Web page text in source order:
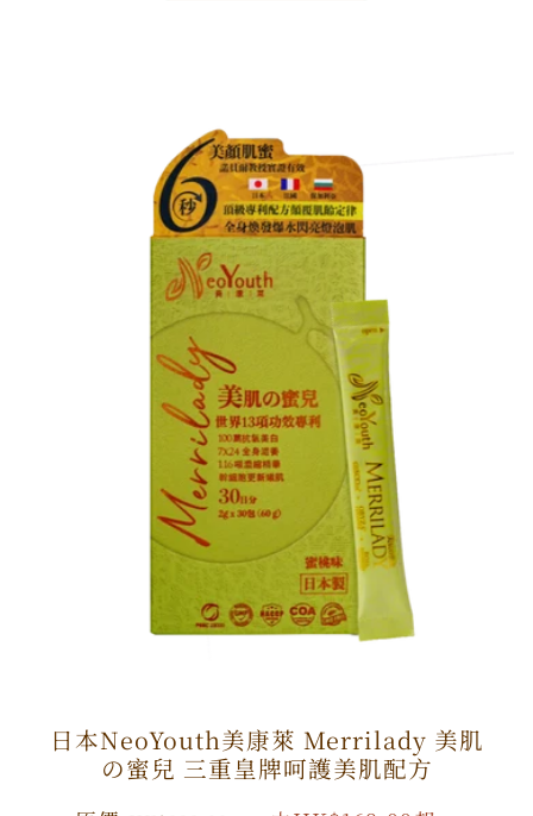
少
加
日本NeoYouth美康萊 Merrilady 美肌
の蜜兒 三重皇牌呵護美肌配方